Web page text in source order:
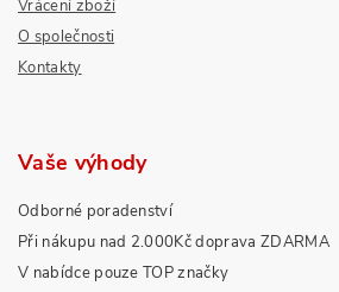
Vrácení zboží
O společnosti
Kontakty
Vaše výhody
Odborné poradenství
Při nákupu nad 2.000Kč doprava ZDARMA
V nabídce pouze TOP značky